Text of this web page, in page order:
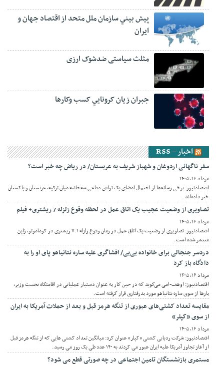
پيش‏ بيني سازمان ملل متحد از اقتصاد جهان و
ايران
مثلث سیاستی ضدشوک ارزی
جبران زيان کرونايي کسب وکارها
اخبار – RSS
سفر ناگهانی اردوغان و شهباز شریف به عربستان/ در ریاض چه خبر است؟
مرداد ۱۶, ۱۴۰۵
اقتصادنیوز: برخی رسانه‌ها از احتمال امضای یک توافق دفاعی سه‌جانبه میان ترکیه، عربستان و پاکستان
خبر داده‌اند.
تصاویری از وضعیت عجیب یک اتاق عمل در لحظه وقوع زلزله 7 ریشتری+ فیلم
مرداد ۱۶, ۱۴۰۵
اقتصادنیوز: تصاویری از وضعیت یک اتاق عمل در زمان وقوع زلزله ۷.۱ ریشتری در کوماموتو، ژاپن
منتشر شده است.
دردسر جنجالی برای خانواده بی‌بی/ افشاگری علیه ساره نتانیاهو پای او را به
دادگاه باز کرد
مرداد ۱۶, ۱۴۰۵
اقتصادنیوز: اوهف-امی می‌گوید که در حین کار به عنوان دستیار عملیاتی در اقامتگاه نخست وزیر،
بارها از سوی ساره نتانیاهو مورد بدرفتاری قرار گرفته است.
مقایسه تعداد کشتی‌های عبوری از تنگه هرمز قبل و بعد از حملات آمریکا به ایران
از سوی «کپلر»
مرداد ۱۶, ۱۴۰۵
اقتصادنیوز: شرکت ردیابی کشتی «کپلر» عنوان کرد: میانگین تعداد کشتی هایی که از تنگه هرمز قبل
از آغاز تجاوز آمریکا علیه ایران عبور می کردند به ۱۴۰ عدد طی یک روز می رسید.
مستمری بازنشستگان تامین اجتماعی در چه صورتی قطع می شود؟